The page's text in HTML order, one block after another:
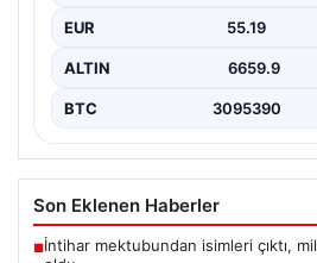
EUR 55.19
ALTIN 6659.9
BTC 3095390
Son Eklenen Haberler
■İntihar mektubundan isimleri çıktı,